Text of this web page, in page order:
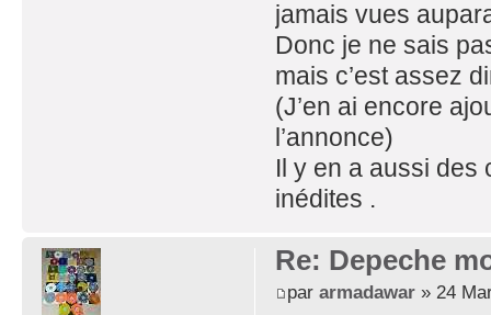
jamais vues
Donc je ne sais
mais c’est assez
(J’en ai encore
l’annonce)
Il y en a aussi des
inédites .
Re: Depeche
par armadawar» 24